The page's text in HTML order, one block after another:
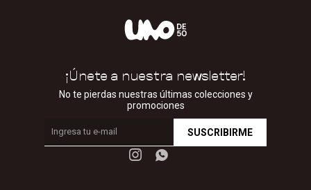
¡Únete a nuestra newsletter!
No te pierdas nuestras últimas colecciones y
promociones
SUSCRIBIRME
 